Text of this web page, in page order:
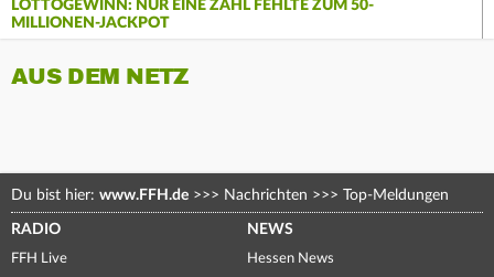
LOTTOGEWINN: NUR EINE ZAHL FEHLTE ZUM 50-
MILLIONEN-JACKPOT
AUS DEM NETZ
Du bist hier: www.FFH.de >>> Nachrichten >>> Top-Meldungen
RADIO
FFH Live
NEWS
Hessen News